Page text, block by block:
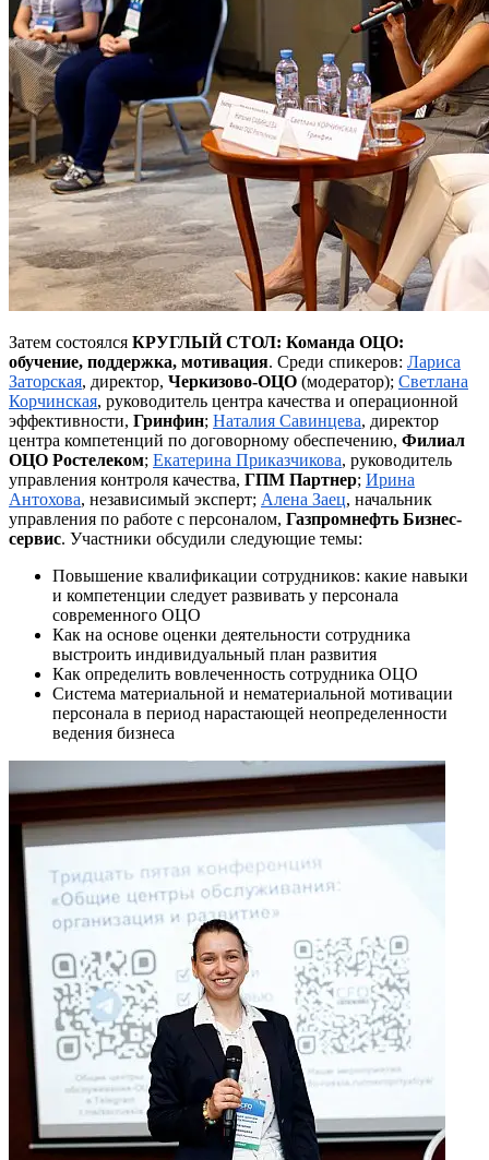
Затем состоялся КРУГЛЫЙ СТОЛ: Команда ОЦО:
обучение, поддержка, мотивация. Среди спикеров: Лариса
Заторская, директор, Черкизово-ОЦО (модератор); Светлана
Корчинская, руководитель центра качества и операционной
эффективности, Гринфин; Наталия Савинцева, директор
центра компетенций по договорному обеспечению, Филиал
ОЦО Ростелеком; Екатерина Приказчикова, руководитель
управления контроля качества, ГПМ Партнер; Ирина
Антохова, независимый эксперт; Алена Заец, начальник
управления по работе с персоналом, Газпромнефть Бизнес-
сервис. Участники обсудили следующие темы:
Повышение квалификации сотрудников: какие навыки
и компетенции следует развивать у персонала
современного ОЦО
Как на основе оценки деятельности сотрудника
выстроить индивидуальный план развития
Как определить вовлеченность сотрудника ОЦО
Система материальной и нематериальной мотивации
персонала в период нарастающей неопределенности
ведения бизнеса